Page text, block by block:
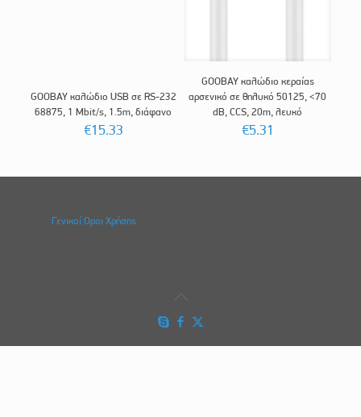
GOOBAY καλώδιο USB σε RS-232
68875, 1 Mbit/s, 1.5m, διάφανο
€15.33
GOOBAY καλώδιο κεραίας
αρσενικό σε θηλυκό 50125, <70
dB, CCS, 20m, λευκό
€5.31
Γενικοί Οροι Χρήσης